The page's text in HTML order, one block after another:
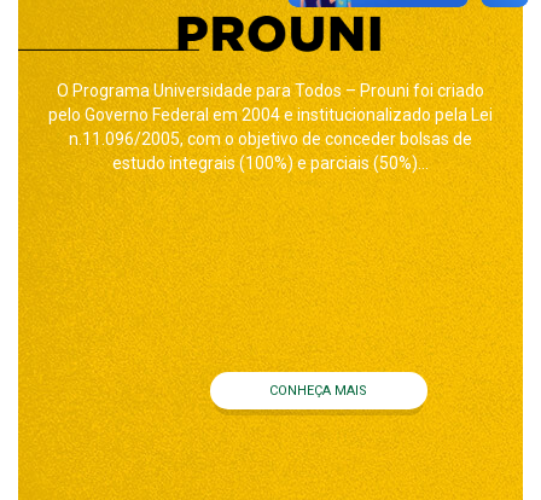
O Programa Universidade para Todos – Prouni foi criado
pelo Governo Federal em 2004 e institucionalizado pela Lei
n.11.096/2005, com o objetivo de conceder bolsas de
estudo integrais (100%) e parciais (50%)...
CONHEÇA MAIS